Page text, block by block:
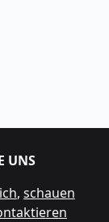
UNS
, schauen